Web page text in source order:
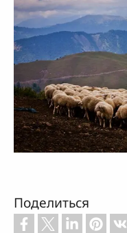
Поделиться